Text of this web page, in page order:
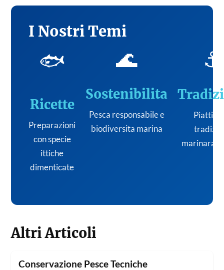
I Nostri Temi
🐟
Ricette
Preparazioni
con specie
ittiche
dimenticate
🌊
Sostenibilita
Pesca responsabile e
biodiversita marina
⚓
Piatti
marinara
Altri Articoli
Conservazione Pesce Tecniche